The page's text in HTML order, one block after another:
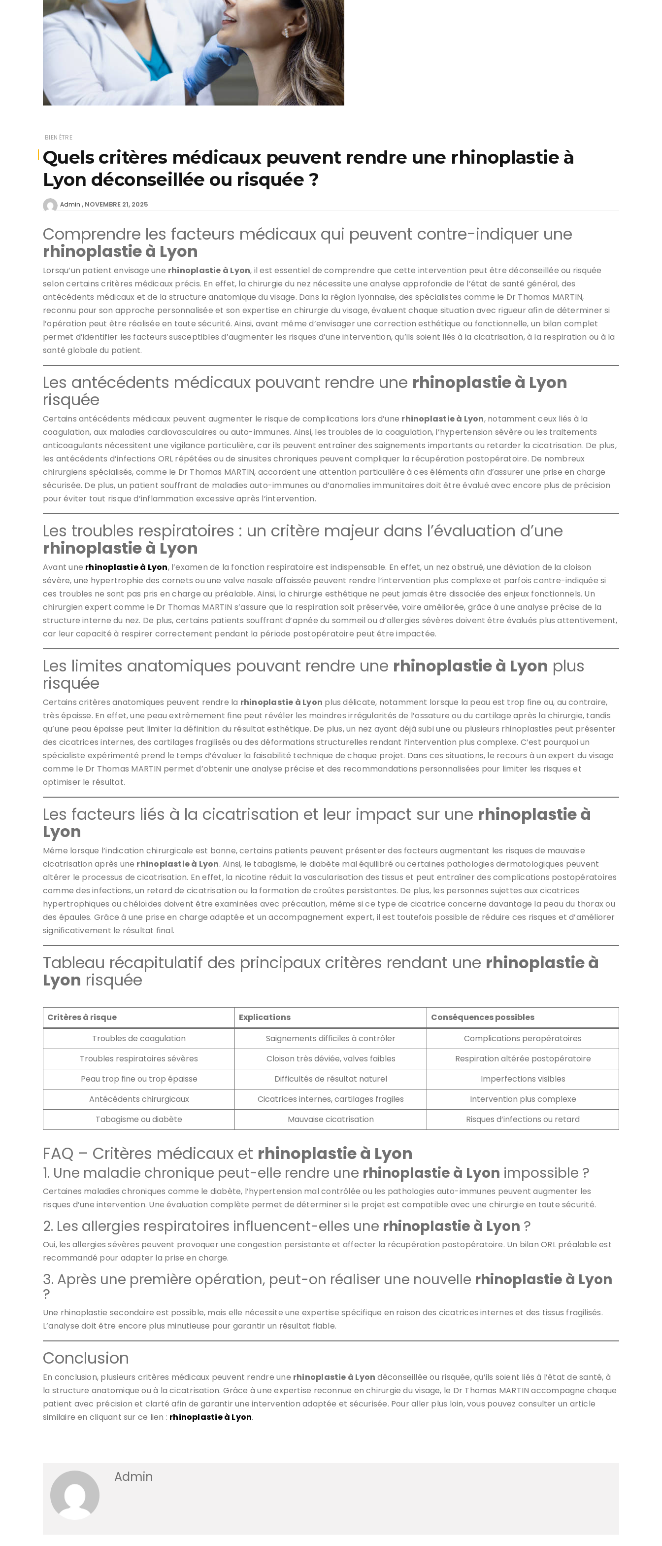
BIEN ÊTRE
Quels critères médicaux peuvent rendre une rhinoplastie à
Lyon déconseillée ou risquée ?
Admin NOVEMBRE 21, 2025
Comprendre les facteurs médicaux qui peuvent contre-indiquer une
rhinoplastie à Lyon
Lorsqu’un patient envisage une rhinoplastie à Lyon, il est essentiel de comprendre que cette intervention peut être déconseillée ou risquée
selon certains critères médicaux précis. En effet, la chirurgie du nez nécessite une analyse approfondie de l’état de santé général, des
antécédents médicaux et de la structure anatomique du visage. Dans la région lyonnaise, des spécialistes comme le Dr Thomas MARTIN,
reconnu pour son approche personnalisée et son expertise en chirurgie du visage, évaluent chaque situation avec rigueur afin de déterminer si
l’opération peut être réalisée en toute sécurité. Ainsi, avant même d’envisager une correction esthétique ou fonctionnelle, un bilan complet
permet d’identifier les facteurs susceptibles d’augmenter les risques d’une intervention, qu’ils soient liés à la cicatrisation, à la respiration ou à la
santé globale du patient.
Les antécédents médicaux pouvant rendre une rhinoplastie à Lyon
risquée
Certains antécédents médicaux peuvent augmenter le risque de complications lors d’une rhinoplastie à Lyon, notamment ceux liés à la
coagulation, aux maladies cardiovasculaires ou auto-immunes. Ainsi, les troubles de la coagulation, l’hypertension sévère ou les traitements
anticoagulants nécessitent une vigilance particulière, car ils peuvent entraîner des saignements importants ou retarder la cicatrisation. De plus,
les antécédents d’infections ORL répétées ou de sinusites chroniques peuvent compliquer la récupération postopératoire. De nombreux
chirurgiens spécialisés, comme le Dr Thomas MARTIN, accordent une attention particulière à ces éléments afin d’assurer une prise en charge
sécurisée. De plus, un patient souffrant de maladies auto-immunes ou d’anomalies immunitaires doit être évalué avec encore plus de précision
pour éviter tout risque d’inflammation excessive après l’intervention.
Les troubles respiratoires : un critère majeur dans l’évaluation d’une
rhinoplastie à Lyon
Avant une rhinoplastie à Lyon, l’examen de la fonction respiratoire est indispensable. En effet, un nez obstrué, une déviation de la cloison
sévère, une hypertrophie des cornets ou une valve nasale affaissée peuvent rendre l’intervention plus complexe et parfois contre-indiquée si
ces troubles ne sont pas pris en charge au préalable. Ainsi, la chirurgie esthétique ne peut jamais être dissociée des enjeux fonctionnels. Un
chirurgien expert comme le Dr Thomas MARTIN s’assure que la respiration soit préservée, voire améliorée, grâce à une analyse précise de la
structure interne du nez. De plus, certains patients souffrant d’apnée du sommeil ou d’allergies sévères doivent être évalués plus attentivement,
car leur capacité à respirer correctement pendant la période postopératoire peut être impactée.
Les limites anatomiques pouvant rendre une rhinoplastie à Lyon plus
risquée
Certains critères anatomiques peuvent rendre la rhinoplastie à Lyon plus délicate, notamment lorsque la peau est trop fine ou, au contraire,
très épaisse. En effet, une peau extrêmement fine peut révéler les moindres irrégularités de l’ossature ou du cartilage après la chirurgie, tandis
qu’une peau épaisse peut limiter la définition du résultat esthétique. De plus, un nez ayant déjà subi une ou plusieurs rhinoplasties peut présenter
des cicatrices internes, des cartilages fragilisés ou des déformations structurelles rendant l’intervention plus complexe. C’est pourquoi un
spécialiste expérimenté prend le temps d’évaluer la faisabilité technique de chaque projet. Dans ces situations, le recours à un expert du visage
comme le Dr Thomas MARTIN permet d’obtenir une analyse précise et des recommandations personnalisées pour limiter les risques et
optimiser le résultat.
Les facteurs liés à la cicatrisation et leur impact sur une rhinoplastie à
Lyon
Même lorsque l’indication chirurgicale est bonne, certains patients peuvent présenter des facteurs augmentant les risques de mauvaise
cicatrisation après une rhinoplastie à Lyon. Ainsi, le tabagisme, le diabète mal équilibré ou certaines pathologies dermatologiques peuvent
altérer le processus de cicatrisation. En effet, la nicotine réduit la vascularisation des tissus et peut entraîner des complications postopératoires
comme des infections, un retard de cicatrisation ou la formation de croûtes persistantes. De plus, les personnes sujettes aux cicatrices
hypertrophiques ou chéloïdes doivent être examinées avec précaution, même si ce type de cicatrice concerne davantage la peau du thorax ou
des épaules. Grâce à une prise en charge adaptée et un accompagnement expert, il est toutefois possible de réduire ces risques et d’améliorer
significativement le résultat final.
Tableau récapitulatif des principaux critères rendant une rhinoplastie à
Lyon risquée
Critères à risque Explications
Conséquences possibles
Troubles de coagulation
Saignements difficiles à contrôler
Complications peropératoires
Troubles respiratoires sévères
Cloison très déviée, valves faibles
Respiration altérée postopératoire
Peau trop fine ou trop épaisse
Difficultés de résultat naturel
Imperfections visibles
Antécédents chirurgicaux
Cicatrices internes, cartilages fragiles
Intervention plus complexe
Tabagisme ou diabète
Mauvaise cicatrisation Risques d’infections ou retard
FAQ – Critères médicaux et rhinoplastie à Lyon
1. Une maladie chronique peut-elle rendre une rhinoplastie à Lyon impossible ?
Certaines maladies chroniques comme le diabète, l’hypertension mal contrôlée ou les pathologies auto-immunes peuvent augmenter les
risques d’une intervention. Une évaluation complète permet de déterminer si le projet est compatible avec une chirurgie en toute sécurité.
2. Les allergies respiratoires influencent-elles une rhinoplastie à Lyon ?
Oui, les allergies sévères peuvent provoquer une congestion persistante et affecter la récupération postopératoire. Un bilan ORL préalable est
recommandé pour adapter la prise en charge.
3. Après une première opération, peut-on réaliser une nouvelle rhinoplastie à Lyon
?
Une rhinoplastie secondaire est possible, mais elle nécessite une expertise spécifique en raison des cicatrices internes et des tissus fragilisés.
L’analyse doit être encore plus minutieuse pour garantir un résultat fiable.
Conclusion
En conclusion, plusieurs critères médicaux peuvent rendre une rhinoplastie à Lyon déconseillée ou risquée, qu’ils soient liés à l’état de santé, à
la structure anatomique ou à la cicatrisation. Grâce à une expertise reconnue en chirurgie du visage, le Dr Thomas MARTIN accompagne chaque
patient avec précision et clarté afin de garantir une intervention adaptée et sécurisée. Pour aller plus loin, vous pouvez consulter un article
similaire en cliquant sur ce lien : rhinoplastie à Lyon.
Admin